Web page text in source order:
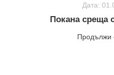
Дата:
Покана среща
Продължи